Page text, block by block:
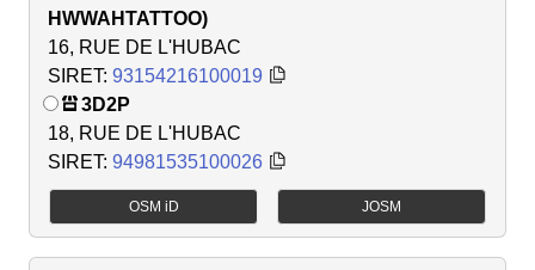
HWWAHTATTOO)
16, RUE DE L'HUBAC
SIRET: 93154216100019
3D2P
18, RUE DE L'HUBAC
SIRET: 94981535100026
OSM iD JOSM